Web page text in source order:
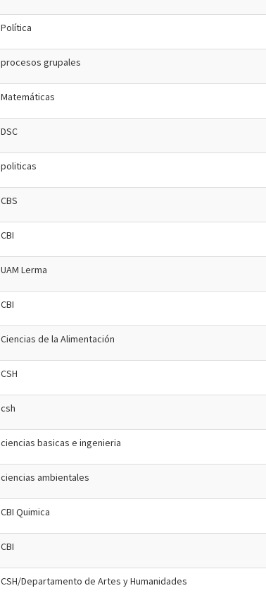
Política
procesos grupales
Matemáticas
DSC
politicas
CBS
CBI
UAM Lerma
CBI
Ciencias de la Alimentación
CSH
csh
ciencias basicas e ingenieria
ciencias ambientales
CBI Quimica
CBI
CSH/Departamento de Artes y Humanidades